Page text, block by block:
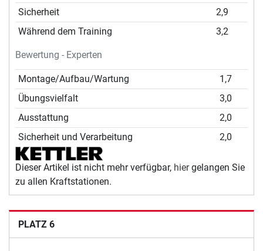
Sicherheit
2,9
Während dem Training
3,2
Bewertung - Experten
Montage/Aufbau/Wartung
1,7
Übungsvielfalt
3,0
Ausstattung
2,0
Sicherheit und Verarbeitung
2,0
Dieser Artikel ist nicht mehr verfügbar, hiergelangen Sie
zu allen Kraftstationen.
PLATZ 6